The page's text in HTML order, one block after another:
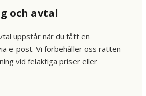
och avtal
uppstår när du fått en
e-post. Vi förbehåller oss rätten
vid felaktiga priser eller